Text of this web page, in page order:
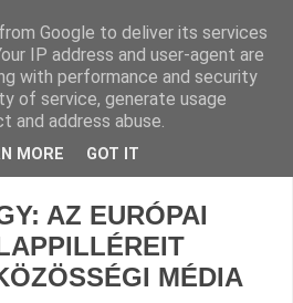
napi
AZ EURÓPAI
MÉDIA
Google to deliver its services
IP address and user-agent are
with performance and security
of service, generate usage
address abuse.
MORE GOT IT